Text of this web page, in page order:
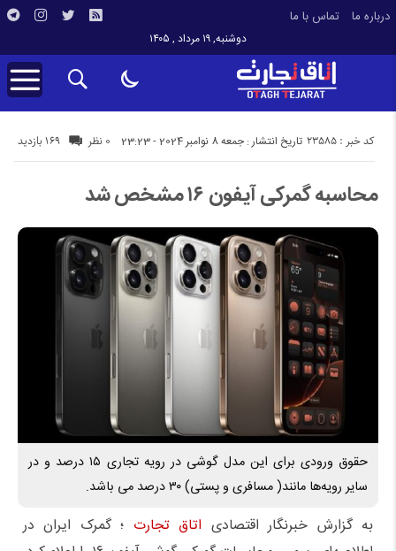
درباره ما تماس با ما
دوشنبه, ۱۹ مرداد , ۱۴۰۵
تاریخ انتشار : جمعه 8 نوامبر 2024 - 23:23 169 بازدید کد خبر : 23585 0 نظر
محاسبه گمرکی آیفون ۱۶ مشخص شد
حقوق ورودی برای این مدل گوشی در رویه تجاری ۱۵ درصد و در
سایر رویه‌ها مانند( مسافری و پستی) ۳۰ درصد می باشد.
به گزارش خبرنگار اقتصادی اتاق تجارت ؛ گمرک ایران در